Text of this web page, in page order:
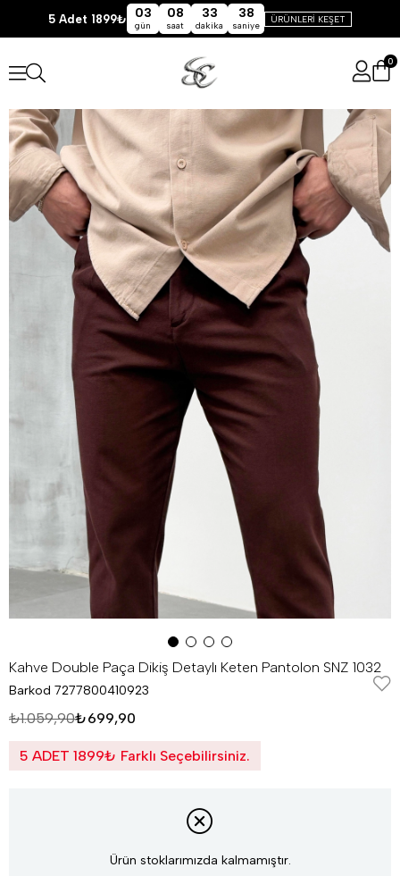
5 Adet 1899₺ 03
gün
08
saat
33
dakika
38
saniye
ÜRÜNLERİ KEŞET
0
Kahve Double Paça Dikiş Detaylı Keten Pantolon SNZ 1032
Barkod 7277800410923
₺1.059,90₺699,90
5 ADET 1899₺ Farklı Seçebilirsiniz.
Ürün stoklarımızda kalmamıştır.